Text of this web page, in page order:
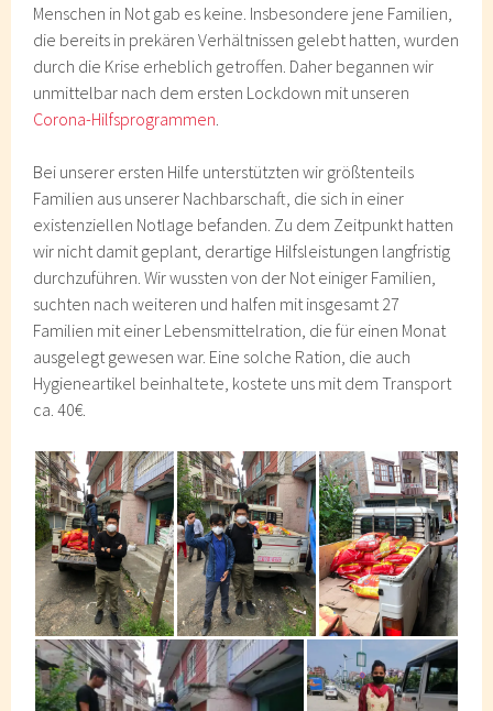
Menschen in Not gab es keine. Insbesondere jene Familien,
die bereits in prekären Verhältnissen gelebt hatten, wurden
durch die Krise erheblich getroffen. Daher begannen wir
unmittelbar nach dem ersten Lockdown mit unseren
Corona-Hilfsprogrammen.
Bei unserer ersten Hilfe unterstützten wir größtenteils
Familien aus unserer Nachbarschaft, die sich in einer
existenziellen Notlage befanden. Zu dem Zeitpunkt hatten
wir nicht damit geplant, derartige Hilfsleistungen langfristig
durchzuführen. Wir wussten von der Not einiger Familien,
suchten nach weiteren und halfen mit insgesamt 27
Familien mit einer Lebensmittelration, die für einen Monat
ausgelegt gewesen war. Eine solche Ration, die auch
Hygieneartikel beinhaltete, kostete uns mit dem Transport
ca. 40€.